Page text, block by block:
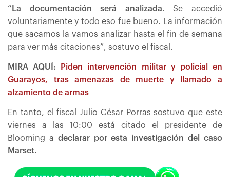
“La documentación será analizada. Se accedió
voluntariamente y todo eso fue bueno. La información
que sacamos la vamos analizar hasta el fin de semana
para ver más citaciones”, sostuvo el fiscal.
MIRA AQUÍ:
Piden intervención militar y policial en
Guarayos, tras amenazas de muerte y llamado a
alzamiento de armas
En tanto, el fiscal Julio César Porras sostuvo que este
viernes a las 10:00 está citado el presidente de
Blooming a declarar por esta investigación del caso
Marset.